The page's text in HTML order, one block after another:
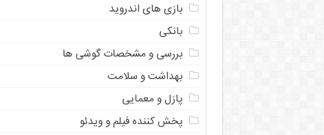
بازی های اندروید
بانکی
بررسی و مشخصات گوشی ها
بهداشت و سلامت
پازل و معمایی
پخش کننده فیلم و ویدئو